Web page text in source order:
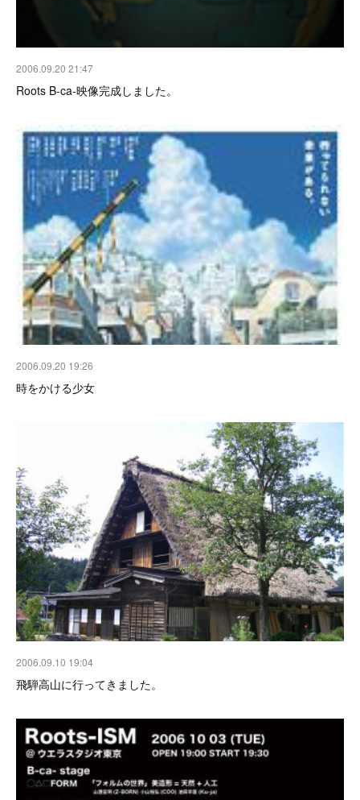
2006.09.20 21:47
Roots B-ca-映像完成しました。
2006.09.20 19:26
時をかける少女
2006.09.10 19:04
飛騨高山に行ってきました。